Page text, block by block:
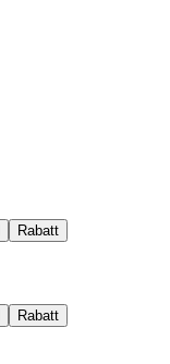
Rabatt
Rabatt